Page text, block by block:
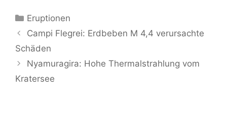
Kategorien
Eruptionen
Campi Flegrei: Erdbeben M 4,4 verursachte
Schäden
Nyamuragira: Hohe Thermalstrahlung vom
Kratersee